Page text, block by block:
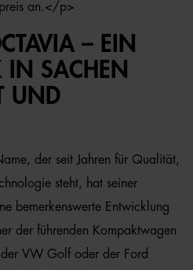
an.</p>
– EIN
IN SACHEN
UND
der seit Jahren für Qualität,
steht, hat seiner
bemerkenswerte Entwicklung
der führenden Kompaktwagen
VW Golf oder der Ford